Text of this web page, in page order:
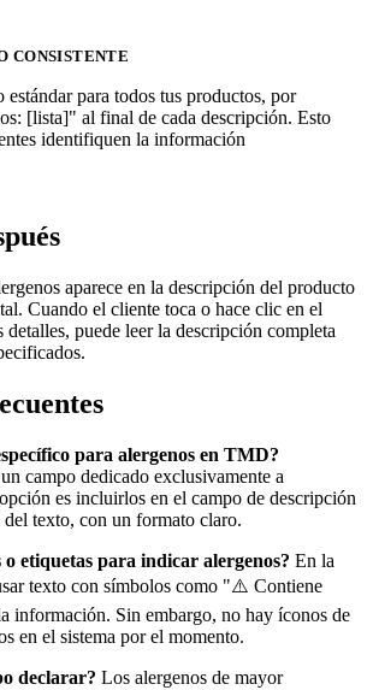
CONSISTENTE
para todos tus productos, por
[lista]" al final de cada descripción. Esto
identifiquen la información
aparece en la descripción del producto
Cuando el cliente toca o hace clic en el
puede leer la descripción completa
para alergenos en TMD?
campo dedicado exclusivamente a
es incluirlos en el campo de descripción
texto, con un formato claro.
o etiquetas para indicar alergenos? En la
texto con símbolos como "⚠️ Contiene
información. Sin embargo, no hay íconos de
en el sistema por el momento.
declarar? Los alergenos de mayor